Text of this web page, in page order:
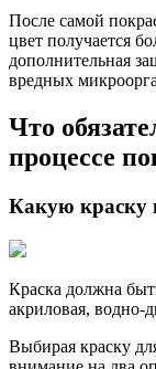
После самой
цвет получается
дополнительная
вредных
Что
процессе
Какую краску
Краска должна
акриловая, водно-
Выбирая краску